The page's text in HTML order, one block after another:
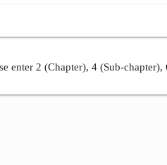
enter 2 (Chapter), 4 (Sub-